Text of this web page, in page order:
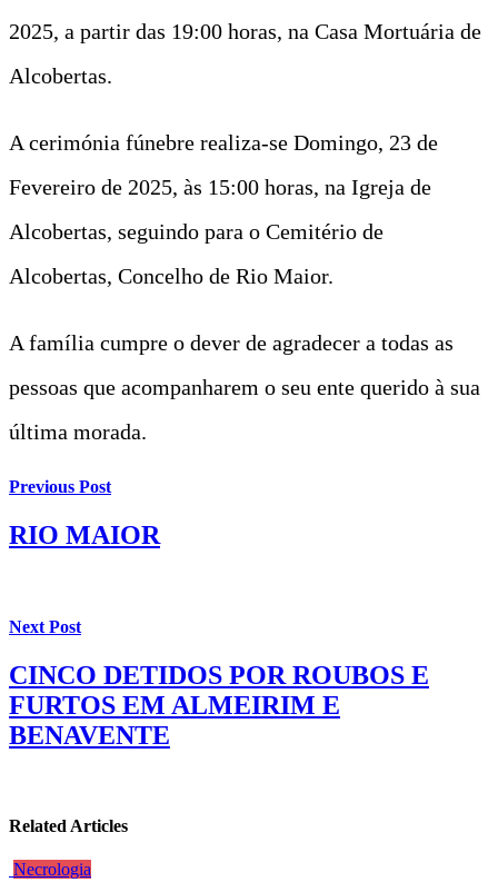
2025, a partir das 19:00 horas, na Casa Mortuária de
Alcobertas.
A cerimónia fúnebre realiza-se Domingo, 23 de
Fevereiro de 2025, às 15:00 horas, na Igreja de
Alcobertas, seguindo para o Cemitério de
Alcobertas, Concelho de Rio Maior.
A família cumpre o dever de agradecer a todas as
pessoas que acompanharem o seu ente querido à sua
última morada.
Previous Post
RIO MAIOR
Next Post
CINCO DETIDOS POR ROUBOS E
FURTOS EM ALMEIRIM E
BENAVENTE
Related Articles
Necrologia